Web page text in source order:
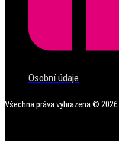
Osobní údaje
Všechna práva vyhrazena © 2026